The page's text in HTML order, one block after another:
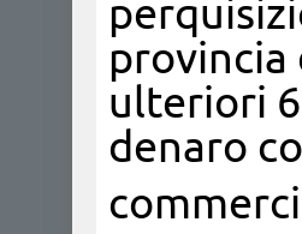
provincia
ulteriori
denaro